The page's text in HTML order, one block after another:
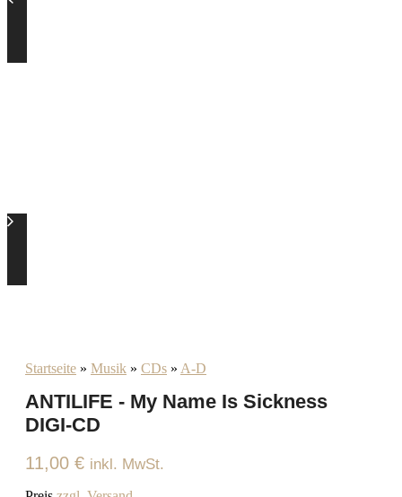
Startseite » Musik » CDs » A-D
ANTILIFE - My Name Is Sickness
DIGI-CD
11,00 € inkl. MwSt.